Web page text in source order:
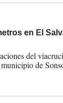
en El
del
de